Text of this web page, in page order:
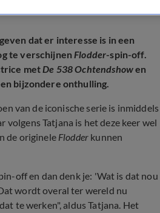
dat er interesse is in een
te verschijnenFlodder-spin-off.
metDe 538 Ochtendshowen
bijzondere onthulling.
van de iconische serie is inmiddels
volgens Tatjana is het deze keer wel
de originele Flodder kunnen
off en dan denk je: 'Wat is dat nou
wordt overal ter wereld nu
te werken", aldus Tatjana. Het